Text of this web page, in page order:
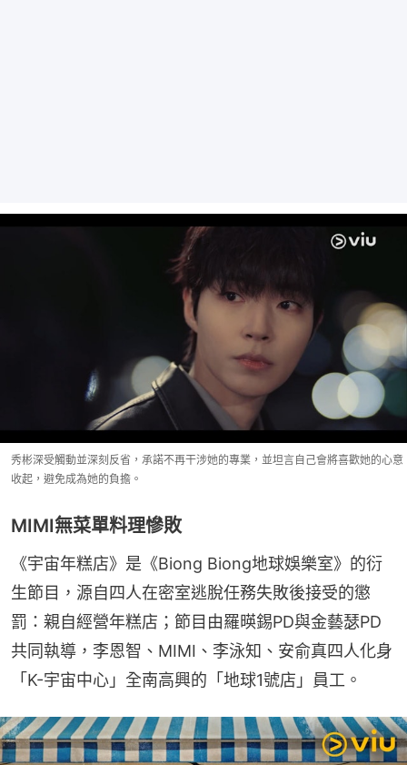
秀彬深受觸動並深刻反省，承諾不再干涉她的專業，並坦言自己會將喜歡她的心意
收起，避免成為她的負擔。
MIMI無菜單料理慘敗
《宇宙年糕店》是《Biong Biong地球娛樂室》的衍
生節目，源自四人在密室逃脫任務失敗後接受的懲
罰：親自經營年糕店；節目由羅暎錫PD與金藝瑟PD
共同執導，李恩智、MIMI、李泳知、安俞真四人化身
「K-宇宙中心」全南高興的「地球1號店」員工。